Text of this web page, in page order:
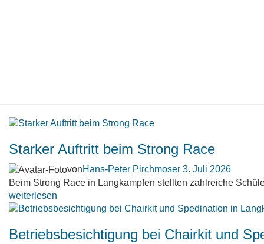
Starker Auftritt beim Strong Race
vonHans-Peter Pirchmoser 3. Juli 2026
Beim Strong Race in Langkampfen stellten zahlreiche
weiterlesen
Betriebsbesichtigung bei Chairkit und